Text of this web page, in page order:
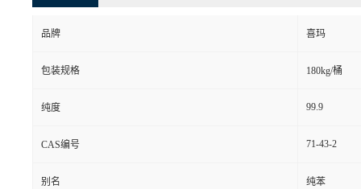
品牌 喜玛
包装规格 180kg/桶
纯度 99.9
CAS编号 71-43-2
别名 纯苯